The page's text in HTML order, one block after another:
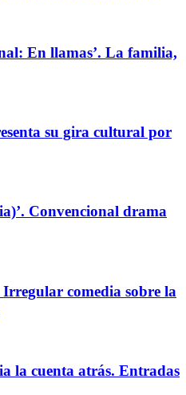
En llamas’. La familia,
su gira cultural por
Convencional drama
Irregular comedia sobre la
la cuenta atrás. Entradas